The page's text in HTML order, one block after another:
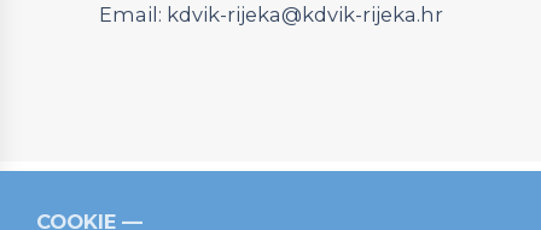
Email: kdvik-rijeka@kdvik-rijeka.hr
COOKIE